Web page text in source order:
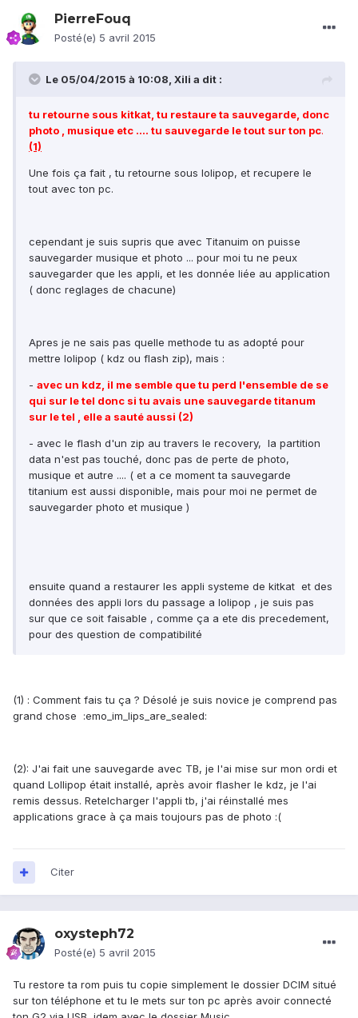
PierreFouq
Posté(e) 5 avril 2015
Le 05/04/2015 à 10:08, Xili a dit :
tu retourne sous kitkat, tu restaure ta sauvegarde, donc
photo , musique etc .... tu sauvegarde le tout sur ton pc.
(1)
Une fois ça fait , tu retourne sous lolipop, et recupere le
tout avec ton pc.
cependant je suis supris que avec Titanuim on puisse
sauvegarder musique et photo ... pour moi tu ne peux
sauvegarder que les appli, et les donnée liée au application
( donc reglages de chacune)
Apres je ne sais pas quelle methode tu as adopté pour
mettre lolipop ( kdz ou flash zip), mais :
- avec un kdz, il me semble que tu perd l'ensemble de se
qui sur le tel donc si tu avais une sauvegarde titanum
sur le tel , elle a sauté aussi (2)
- avec le flash d'un zip au travers le recovery, la partition
data n'est pas touché, donc pas de perte de photo,
musique et autre .... ( et a ce moment ta sauvegarde
titanium est aussi disponible, mais pour moi ne permet de
sauvegarder photo et musique )
ensuite quand a restaurer les appli systeme de kitkat et des
données des appli lors du passage a lolipop , je suis pas
sur que ce soit faisable , comme ça a ete dis precedement,
pour des question de compatibilité
(1) : Comment fais tu ça ? Désolé je suis novice je comprend pas
grand chose :emo_im_lips_are_sealed:
(2): J'ai fait une sauvegarde avec TB, je l'ai mise sur mon ordi et
quand Lollipop était installé, après avoir flasher le kdz, je l'ai
remis dessus. Retelcharger l'appli tb, j'ai réinstallé mes
applications grace à ça mais toujours pas de photo :(
Citer
oxysteph72
Posté(e) 5 avril 2015
Tu restore ta rom puis tu copie simplement le dossier DCIM situé
sur ton téléphone et tu le mets sur ton pc après avoir connecté